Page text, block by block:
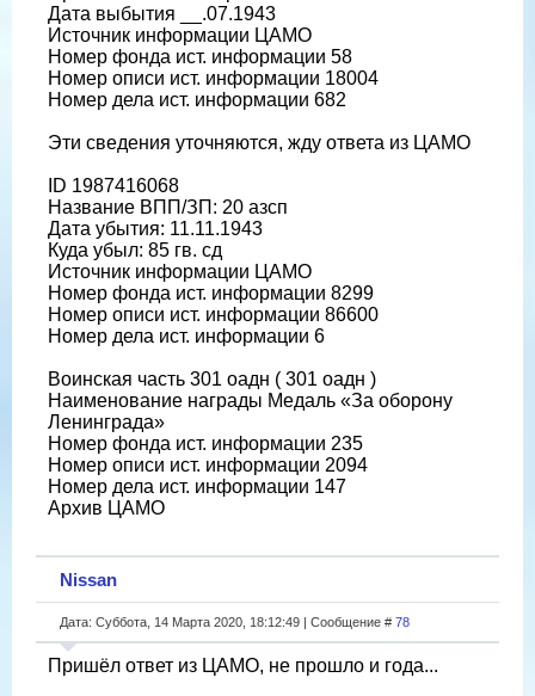
Дата выбытия __.07.1943
Источник информации ЦАМО
Номер фонда ист. информации 58
Номер описи ист. информации 18004
Номер дела ист. информации 682
Эти сведения уточняются, жду ответа из ЦАМО
ID 1987416068
Название ВПП/ЗП: 20 азсп
Дата убытия: 11.11.1943
Куда убыл: 85 гв. сд
Источник информации ЦАМО
Номер фонда ист. информации 8299
Номер описи ист. информации 86600
Номер дела ист. информации 6
Воинская часть 301 оадн ( 301 оадн )
Наименование награды Медаль «За оборону
Ленинграда»
Номер фонда ист. информации 235
Номер описи ист. информации 2094
Номер дела ист. информации 147
Архив ЦАМО
Nissan
Дата: Суббота, 14 Марта 2020, 18:12:49 | Сообщение # 78
Пришёл ответ из ЦАМО, не прошло и года...